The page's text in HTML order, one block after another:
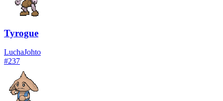
Tyrogue
LuchaJohto
#237